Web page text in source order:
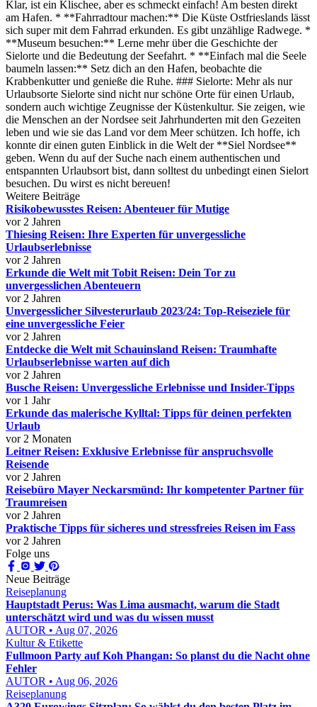
Klar, ist ein Klischee, aber es schmeckt einfach! Am besten direkt
am Hafen. * **Fahrradtour machen:** Die Küste Ostfrieslands lässt
sich super mit dem Fahrrad erkunden. Es gibt unzählige Radwege. *
**Museum besuchen:** Lerne mehr über die Geschichte der
Sielorte und die Bedeutung der Seefahrt. * **Einfach mal die Seele
baumeln lassen:** Setz dich an den Hafen, beobachte die
Krabbenkutter und genieße die Ruhe. ### Sielorte: Mehr als nur
Urlaubsorte Sielorte sind nicht nur schöne Orte für einen Urlaub,
sondern auch wichtige Zeugnisse der Küstenkultur. Sie zeigen, wie
die Menschen an der Nordsee seit Jahrhunderten mit den Gezeiten
leben und wie sie das Land vor dem Meer schützen. Ich hoffe, ich
konnte dir einen guten Einblick in die Welt der **Siel Nordsee**
geben. Wenn du auf der Suche nach einem authentischen und
entspannten Urlaubsort bist, dann solltest du unbedingt einen Sielort
besuchen. Du wirst es nicht bereuen!
Weitere Beiträge
Risikobewusstes Reisen: Abenteuer für Mutige
vor 2 Jahren
Thiesing Reisen: Ihre Experten für unvergessliche
Urlaubserlebnisse
vor 2 Jahren
Erkunde die Welt mit Tobit Reisen: Dein Tor zu
unvergesslichen Abenteuern
vor 2 Jahren
Unvergesslicher Silvesterurlaub 2023/24: Top-Reiseziele für
eine unvergessliche Feier
vor 2 Jahren
Entdecke die Welt mit Schauinsland Reisen: Traumhafte
Urlaubserlebnisse warten auf dich
vor 2 Jahren
Busche Reisen: Unvergessliche Erlebnisse und Insider-Tipps
vor 1 Jahr
Erkunde das malerische Kylltal: Tipps für deinen perfekten
Urlaub
vor 2 Monaten
Leitner Reisen: Exklusive Erlebnisse für anspruchsvolle
Reisende
vor 2 Jahren
Reisebüro Mayer Neckarsmünd: Ihr kompetenter Partner für
Traumreisen
vor 2 Jahren
Praktische Tipps für sicheres und stressfreies Reisen im Fass
vor 2 Jahren
Folge uns
Neue Beiträge
Reiseplanung
Hauptstadt Perus: Was Lima ausmacht, warum die Stadt
unterschätzt wird und was du wissen musst
AUTOR • Aug 07, 2026
Kultur & Etikette
Fullmoon Party auf Koh Phangan: So planst du die Nacht ohne
Fehler
AUTOR • Aug 06, 2026
Reiseplanung